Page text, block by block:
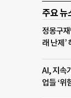
주요 뉴
정몽구
래 난제’
AI, 지속
업들 ‘위